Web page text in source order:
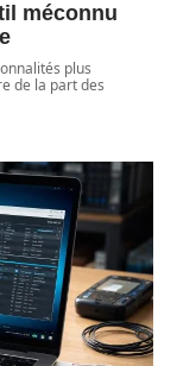
méconnu
plus
de la part des